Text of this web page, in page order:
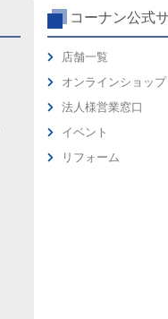
コーナン公式
店舗一覧
オンラインショップ
法人様営業窓口
イベント
リフォーム